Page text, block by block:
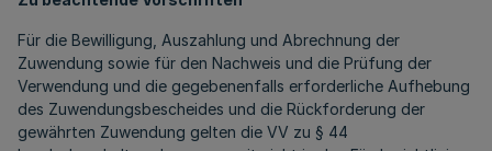
Für die Bewilligung, Auszahlung und Abrechnung der
Zuwendung sowie für den Nachweis und die Prüfung der
Verwendung und die gegebenenfalls erforderliche Aufhebung
des Zuwendungsbescheides und die Rückforderung der
gewährten Zuwendung gelten die VV zu § 44